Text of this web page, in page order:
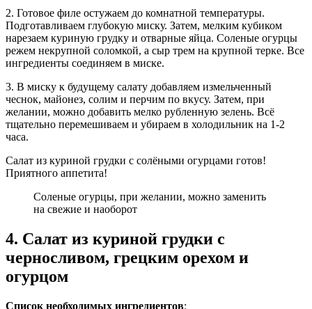
2. Готовое филе остужаем до комнатной температуры.
Подготавливаем глубокую миску. Затем, мелким кубиком
нарезаем куриную грудку и отварные яйца. Соленые огурцы
режем некрупной соломкой, а сыр трем на крупной терке. Все
ингредиенты соединяем в миске.
3. В миску к будущему салату добавляем измельченный
чеснок, майонез, солим и перчим по вкусу. Затем, при
желании, можно добавить мелко рубленную зелень. Всё
тщательно перемешиваем и убираем в холодильник на 1-2
часа.
Салат из куриной грудки с солёными огурцами готов!
Приятного аппетита!
Соленые огурцы, при желании, можно заменить
на свежие и наоборот
4. Салат из куриной грудки с
черносливом, грецким орехом и
огурцом
Список необходимых ингредиентов: